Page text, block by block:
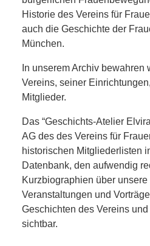
Historie des Vereins für
auch die Geschichte der
München.
In unserem Archiv bewahren
Vereins, seiner
Mitglieder.
Das “Geschichts-Atelier
AG des des Vereins für
historischen Mitgliederlisten
Datenbank, den aufwendig
Kurzbiographien über
Veranstaltungen und
Geschichten des Vereins
sichtbar.